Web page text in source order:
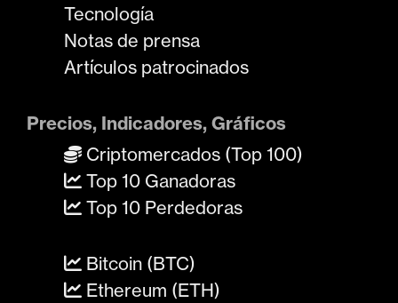
Tecnología
Notas de prensa
Artículos patrocinados
Precios, Indicadores, Gráficos
Criptomercados (Top 100)
Top 10 Ganadoras
Top 10 Perdedoras
Bitcoin (BTC)
Ethereum (ETH)